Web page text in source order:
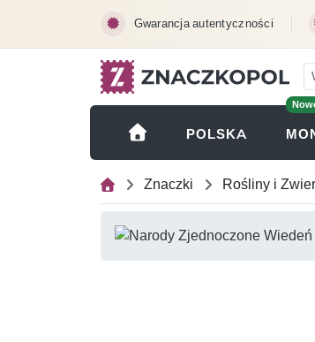
Gwarancja autentyczności
POLSKA
Znaczki Rośliny i